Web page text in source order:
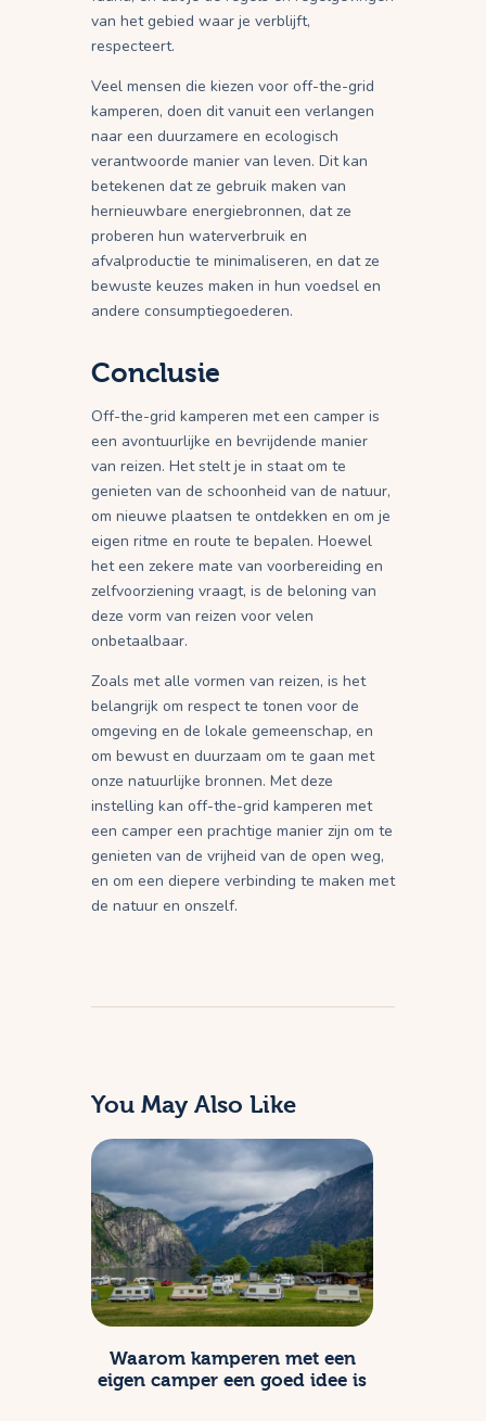
van het gebied waar je verblijft,
respecteert.
Veel mensen die kiezen voor off-the-grid
kamperen, doen dit vanuit een verlangen
naar een duurzamere en ecologisch
verantwoorde manier van leven. Dit kan
betekenen dat ze gebruik maken van
hernieuwbare energiebronnen, dat ze
proberen hun waterverbruik en
afvalproductie te minimaliseren, en dat ze
bewuste keuzes maken in hun voedsel en
andere consumptiegoederen.
Conclusie
Off-the-grid kamperen met een camper is
een avontuurlijke en bevrijdende manier
van reizen. Het stelt je in staat om te
genieten van de schoonheid van de natuur,
om nieuwe plaatsen te ontdekken en om je
eigen ritme en route te bepalen. Hoewel
het een zekere mate van voorbereiding en
zelfvoorziening vraagt, is de beloning van
deze vorm van reizen voor velen
onbetaalbaar.
Zoals met alle vormen van reizen, is het
belangrijk om respect te tonen voor de
omgeving en de lokale gemeenschap, en
om bewust en duurzaam om te gaan met
onze natuurlijke bronnen. Met deze
instelling kan off-the-grid kamperen met
een camper een prachtige manier zijn om te
genieten van de vrijheid van de open weg,
en om een diepere verbinding te maken met
de natuur en onszelf.
You May Also Like
Camper
Waarom kamperen met een
eigen camper een goed idee is